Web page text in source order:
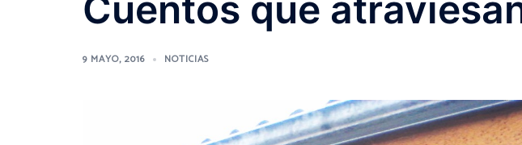
9 MAYO, 2016 NOTICIAS